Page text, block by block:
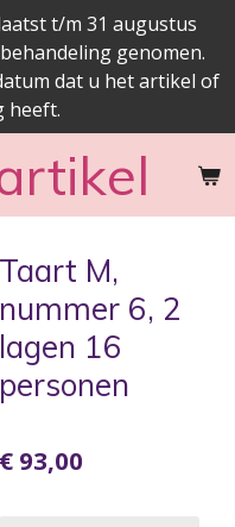
t/m 31 augustus
genomen.
dat u het artikel of
heeft.
Taart M,
nummer 6, 2
lagen 16
personen
€ 93,00